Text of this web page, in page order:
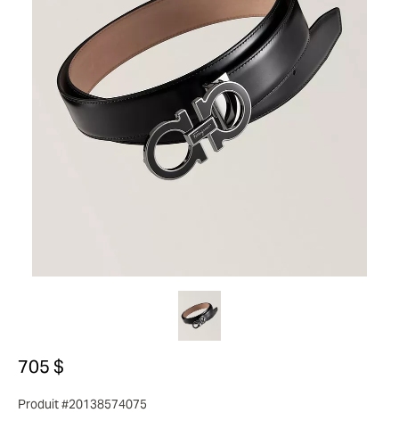
705 $
Produit #20138574075